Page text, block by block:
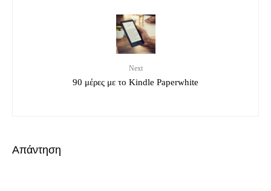
Next
90 μέρες με το Kindle Paperwhite
Απάντηση